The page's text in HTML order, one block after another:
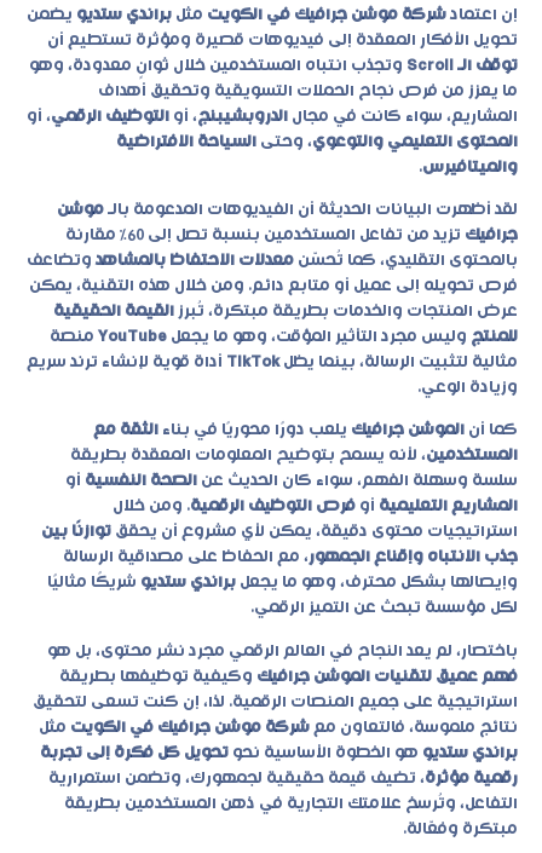
إن اعتماد شركة موشن جرافيك في الكويت مثل براندي ستديو يضمن
تحويل الأفكار المعقدة إلى فيديوهات قصيرة ومؤثرة تستطيع أن
توقف الـ Scroll
وتجذب انتباه المستخدمين خلال ثوانٍ معدودة، وهو
ما يعزز من فرص نجاح الحملات التسويقية وتحقيق أهداف
المشاريع، سواء كانت في مجال الدروبشيبنج، أو التوظيف الرقمي، أو
المحتوى التعليمي والتوعوي، وحتى السياحة الافتراضية
والميتافيرس.
لقد أظهرت البيانات الحديثة أن الفيديوهات المدعومة بالـ موشن
جرافيك
تزيد من تفاعل المستخدمين بنسبة تصل إلى 60٪ مقارنة
بالمحتوى التقليدي، كما تُحسّن معدلات الاحتفاظ بالمشاهدوتضاعف
فرص تحويله إلى عميل أو متابع دائم. ومن خلال هذه التقنية، يمكن
عرض المنتجات والخدمات بطريقة مبتكرة، تُبرز القيمة الحقيقية
للمنتج وليس مجرد التأثير المؤقت، وهو ما يجعل YouTube منصة
مثالية لتثبيت الرسالة، بينما يظلTikTok أداة قوية لإنشاء ترند سريع
وزيادة الوعي.
كما أن الموشن جرافيك يلعب دورًا محوريًا في بناء الثقة مع
المستخدمين، لأنه يسمح بتوضيح المعلومات المعقدة بطريقة
سلسة وسهلة الفهم، سواء كان الحديث عن الصحة النفسية أو
المشاريع التعليمية أو فرص التوظيف الرقمية. ومن خلال
استراتيجيات محتوى دقيقة، يمكن لأي مشروع أن يحقق توازنًا بين
جذب الانتباه وإقناع الجمهور، مع الحفاظ على مصداقية الرسالة
وإيصالها بشكل محترف، وهو ما يجعل براندي ستديو شريكًا مثاليًا
لكل مؤسسة تبحث عن التميز الرقمي.
باختصار، لم يعد النجاح في العالم الرقمي مجرد نشر محتوى، بل هو
فهم عميق لتقنيات الموشن جرافيك وكيفية توظيفها بطريقة
استراتيجية على جميع المنصات الرقمية. لذا، إن كنت تسعى لتحقيق
نتائج ملموسة، فالتعاون مع شركة موشن جرافيك في الكويت مثل
براندي ستديو هو الخطوة الأساسية نحو تحويل كل فكرة إلى تجربة
رقمية مؤثرة، تضيف قيمة حقيقية لجمهورك، وتضمن استمرارية
التفاعل، وتُرسخ علامتك التجارية في ذهن المستخدمين بطريقة
مبتكرة وفعّالة.